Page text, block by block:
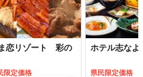
恋リゾート 彩の
限定価格
ホテル志なよ
県民限定価格